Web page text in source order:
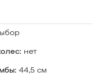
нет
44,5 см